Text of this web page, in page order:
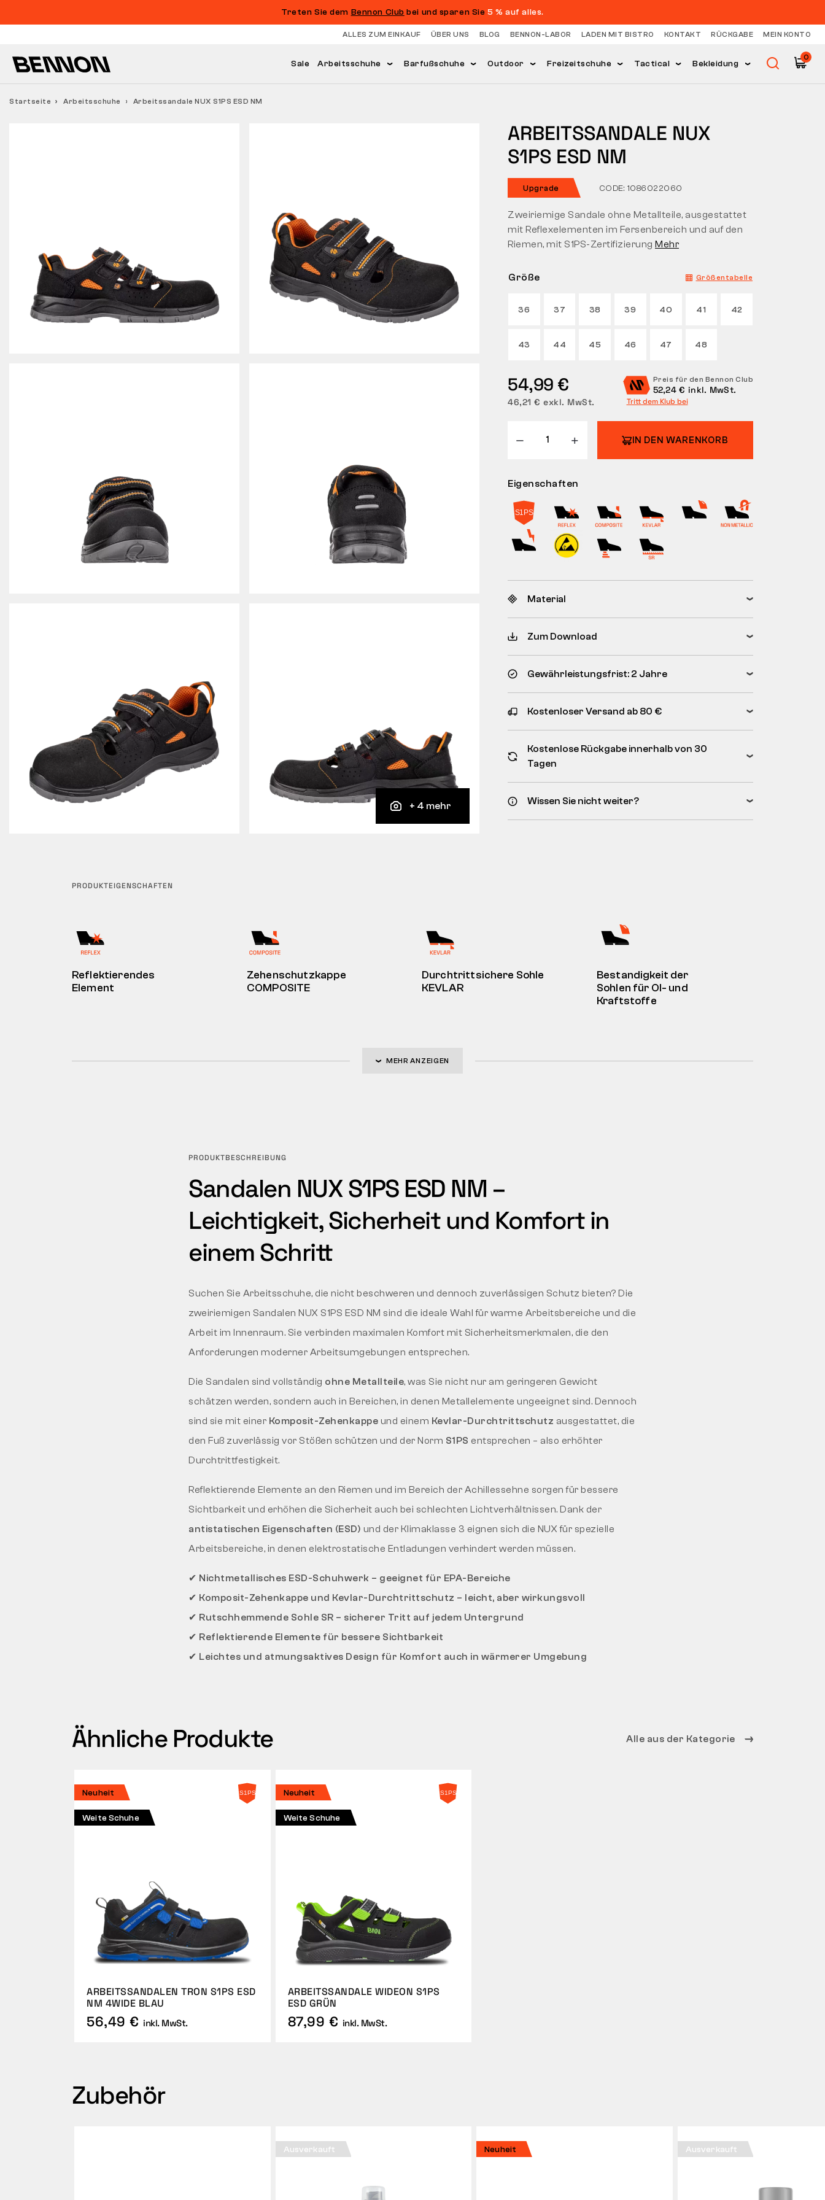
Treten Sie dem Bennon Club bei und sparen Sie 5 % auf alles.
ALLES ZUM EINKAUF ÜBER UNS BLOG BENNON-LABOR LADEN MIT BISTRO KONTAKT RÜCKGABE MEIN KONTO
Sale Arbeitsschuhe Barfußschuhe Outdoor Freizeitschuhe Tactical Bekleidung
0
Startseite Arbeitsschuhe Arbeitssandale NUX S1PS ESD NM
+ 4 mehr
ARBEITSSANDALE NUX
S1PS ESD NM
Upgrade CODE: 1086022060
Größe Größentabelle
36 37 38 39 40 41 42
43 44 45 46 47 48
54,99 €
46,21 € exkl. MwSt.
Preis für den Bennon Club
52,24 € inkl. MwSt.
Tritt dem Klub bei
IN DEN WARENKORB
Eigenschaften
Zweiriemige Sandale ohne Metallteile, ausgestattet
mit Reflexelementen im Fersenbereich und auf den
Riemen, mit S1PS-Zertifizierung Mehr
Material
Zum Download
Gewährleistungsfrist: 2 Jahre
Kostenloser Versand ab 80 €
Kostenlose Rückgabe innerhalb von 30
Tagen
Wissen Sie nicht weiter?
PRODUKTEIGENSCHAFTEN
Reflektierendes
Element
Zehenschutzkappe
COMPOSITE
Durchtrittsichere Sohle
KEVLAR
Bestandigkeit der
Sohlen für Ol- und
Kraftstoffe
MEHR ANZEIGEN
PRODUKTBESCHREIBUNG
Sandalen NUX S1PS ESD NM –
Leichtigkeit, Sicherheit und Komfort in
einem Schritt
Suchen Sie Arbeitsschuhe, die nicht beschweren und dennoch zuverlässigen Schutz bieten? Die
zweiriemigen Sandalen NUX S1PS ESD NM sind die ideale Wahl für warme Arbeitsbereiche und die
Arbeit im Innenraum. Sie verbinden maximalen Komfort mit Sicherheitsmerkmalen, die den
Anforderungen moderner Arbeitsumgebungen entsprechen.
Die Sandalen sind vollständig ohne Metallteile, was Sie nicht nur am geringeren Gewicht
schätzen werden, sondern auch in Bereichen, in denen Metallelemente ungeeignet sind. Dennoch
sind sie mit einer Komposit-Zehenkappe und einem Kevlar-Durchtrittschutz ausgestattet, die
den Fuß zuverlässig vor Stößen schützen und der Norm S1PS entsprechen – also erhöhter
Durchtrittfestigkeit.
Reflektierende Elemente an den Riemen und im Bereich der Achillessehne sorgen für bessere
Sichtbarkeit und erhöhen die Sicherheit auch bei schlechten Lichtverhältnissen. Dank der
antistatischen Eigenschaften (ESD) und der Klimaklasse 3 eignen sich die NUX für spezielle
Arbeitsbereiche, in denen elektrostatische Entladungen verhindert werden müssen.
✔ Nichtmetallisches ESD-Schuhwerk – geeignet für EPA-Bereiche
✔ Komposit-Zehenkappe und Kevlar-Durchtrittschutz – leicht, aber wirkungsvoll
✔ Rutschhemmende Sohle SR – sicherer Tritt auf jedem Untergrund
✔ Reflektierende Elemente für bessere Sichtbarkeit
✔ Leichtes und atmungsaktives Design für Komfort auch in wärmerer Umgebung
Ähnliche Produkte Alle aus der Kategorie
Neuheit
Weite Schuhe
ARBEITSSANDALEN TRON S1PS ESD
NM 4WIDE BLAU
56,49 € inkl. MwSt.
Neuheit
Weite Schuhe
ARBEITSSANDALE WIDEON S1PS
ESD GRÜN
87,99 € inkl. MwSt.
Zubehör
Ausverkauft Neuheit Ausverkauft